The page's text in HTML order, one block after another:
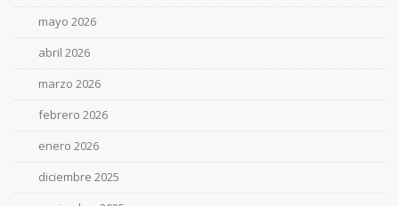
mayo 2026
abril 2026
marzo 2026
febrero 2026
enero 2026
diciembre 2025